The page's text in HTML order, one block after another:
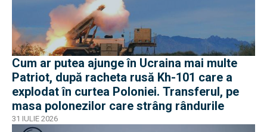
Cum ar putea ajunge în Ucraina mai multe
Patriot, după racheta rusă Kh-101 care a
explodat în curtea Poloniei. Transferul, pe
masa polonezilor care strâng rândurile
31 IULIE 2026